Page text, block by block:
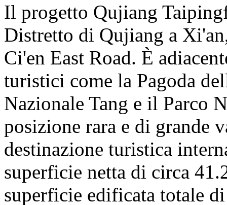
Il progetto Qujiang
Distretto di Qujiang a
Ci'en East Road. È
turistici come la Pagoda
Nazionale Tang e il Parco
posizione rara e di grande
destinazione turistica
superficie netta di circa
superficie edificata totale